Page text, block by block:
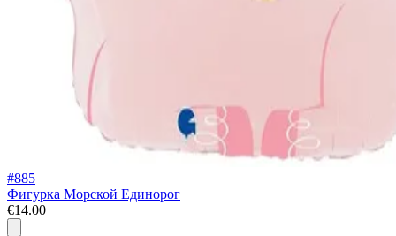
#885
Фигурка Морской Единорог
€14.00